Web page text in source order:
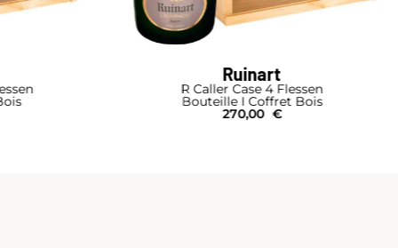
Ruinart
R Caller Case 4 Flessen
Bouteille I Coffret Bois
270,00 €